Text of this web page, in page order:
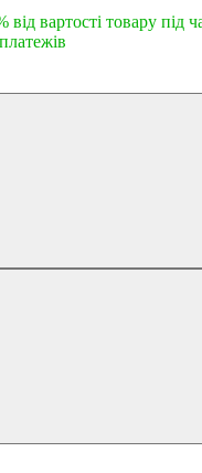
від вартості товару під